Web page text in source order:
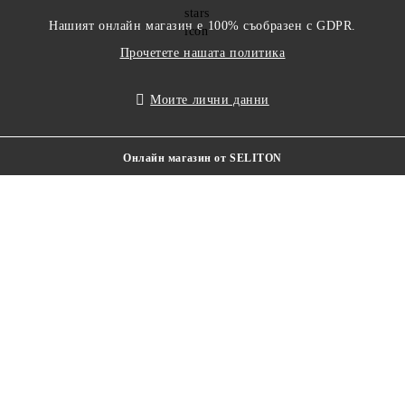
Нашият онлайн магазин е 100% съобразен с GDPR.
Прочетете нашата политика
Моите лични данни
Онлайн магазин от SELITON